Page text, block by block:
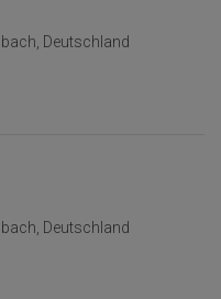
Deutschland
Deutschland